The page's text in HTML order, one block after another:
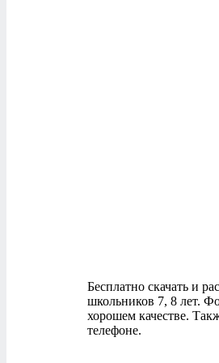
Бесплатно скачать и
школьников 7, 8 лет.
хорошем качестве.
телефоне.